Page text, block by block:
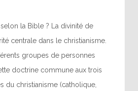
la Bible ? La divinité de
centrale dans le christianisme.
groupes de personnes
doctrine commune aux trois
du christianisme (catholique,